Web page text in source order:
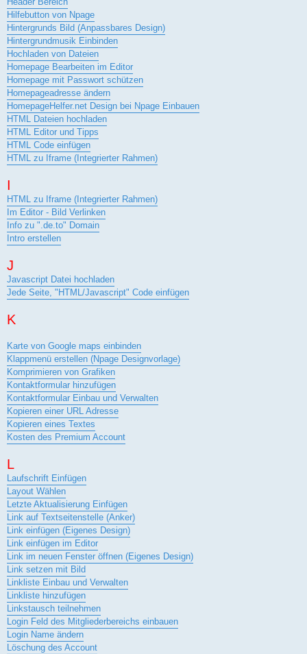
Hilfebutton von Npage
Hintergrunds Bild (Anpassbares Design)
Hintergrundmusik Einbinden
Hochladen von Dateien
Homepage Bearbeiten im Editor
Homepage mit Passwort schützen
Homepageadresse ändern
HomepageHelfer.net Design bei Npage Einbauen
HTML Dateien hochladen
HTML Editor und Tipps
HTML Code einfügen
HTML zu Iframe (Integrierter Rahmen)
I
HTML zu Iframe (Integrierter Rahmen)
Im Editor - Bild Verlinken
Info zu ".de.to" Domain
Intro erstellen
J
Javascript Datei hochladen
Jede Seite, "HTML/Javascript" Code einfügen
K
Karte von Google maps einbinden
Klappmenü erstellen (Npage Designvorlage)
Komprimieren von Grafiken
Kontaktformular hinzufügen
Kontaktformular Einbau und Verwalten
Kopieren einer URL Adresse
Kopieren eines Textes
Kosten des Premium Account
L
Laufschrift Einfügen
Layout Wählen
Letzte Aktualisierung Einfügen
Link auf Textseitenstelle (Anker)
Link einfügen (Eigenes Design)
Link einfügen im Editor
Link im neuen Fenster öffnen (Eigenes Design)
Link setzen mit Bild
Linkliste Einbau und Verwalten
Linkliste hinzufügen
Linkstausch teilnehmen
Login Feld des Mitgliederbereichs einbauen
Login Name ändern
Löschung des Account